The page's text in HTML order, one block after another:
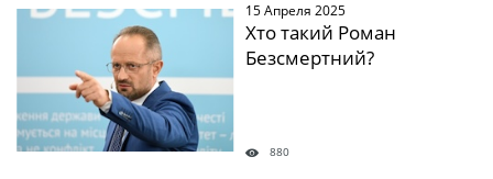
15 Апреля 2025
Хто такий Роман
Безсмертний?
880